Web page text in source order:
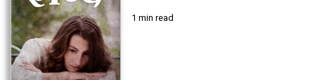
1 min read